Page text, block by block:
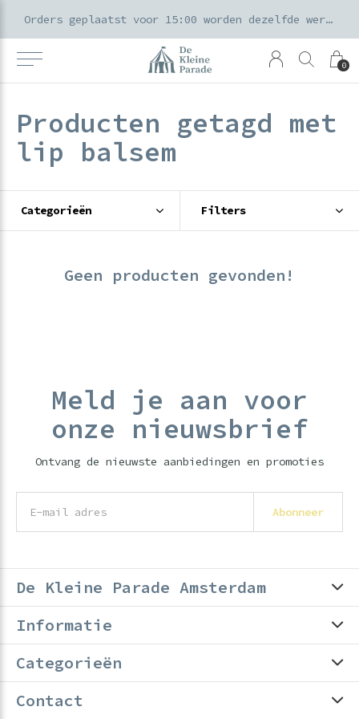
0
Orders geplaatst voor 15:00 worden dezelfde werkdag verzonden
Producten getagd met
lip balsem
Categorieën Filters
Geen producten gevonden!
Meld je aan voor
onze nieuwsbrief
Ontvang de nieuwste aanbiedingen en promoties
Abonneer
De Kleine Parade Amsterdam
Informatie
Categorieën
Contact